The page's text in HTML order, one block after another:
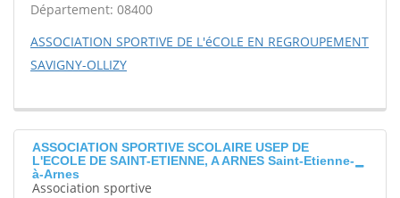
Département: 08400
ASSOCIATION SPORTIVE DE L'éCOLE EN REGROUPEMENT
SAVIGNY-OLLIZY
ASSOCIATION SPORTIVE SCOLAIRE USEP DE
L'ECOLE DE SAINT-ETIENNE, A ARNES Saint-Etienne-
à-Arnes
Association sportive